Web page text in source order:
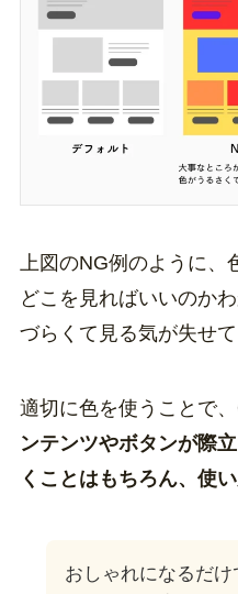
上図のNG例のように、
どこを見ればいいのか
づらくて見る気が失せて
適切に色を使うことで、
ンテンツやボタンが際
くことはもちろん、使
おしゃれになるだ